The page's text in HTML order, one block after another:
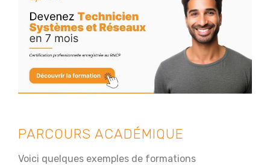
PARCOURS ACADÉMIQUE
Voici quelques exemples de formations